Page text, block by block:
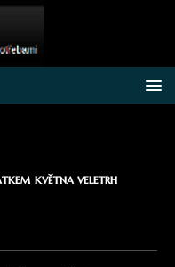
května veletrh